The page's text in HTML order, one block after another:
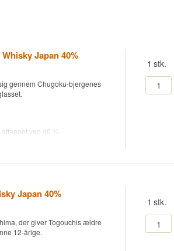
Japan 40%
gennem Chugoku-bjergenes
ved 40 %.
og lagres i naturlige
1 stk.
Japan 40%
der giver Togouchis ældre
12-årige.
1 stk.